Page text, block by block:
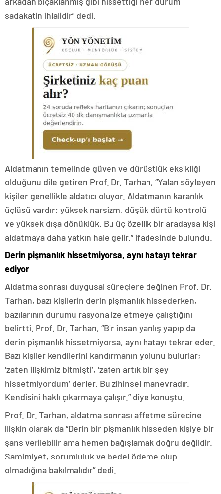
sadakatin ihlalidir” dedi.
Aldatmanın temelinde güven ve dürüstlük eksikliği
olduğunu dile getiren Prof. Dr. Tarhan, “Yalan söyleyen
kişiler genellikle aldatıcı oluyor. Aldatmanın karanlık
üçlüsü vardır; yüksek narsizm, düşük dürtü kontrolü
ve yüksek dışa dönüklük. Bu üç özellik bir aradaysa kişi
aldatmaya daha yatkın hale gelir.” ifadesinde bulundu.
Derin pişmanlık hissetmiyorsa, aynı hatayı tekrar
ediyor
Aldatma sonrası duygusal süreçlere değinen Prof. Dr.
Tarhan, bazı kişilerin derin pişmanlık hissederken,
bazılarının durumu rasyonalize etmeye çalıştığını
belirtti. Prof. Dr. Tarhan, “Bir insan yanlış yapıp da
derin pişmanlık hissetmiyorsa, aynı hatayı tekrar eder.
Bazı kişiler kendilerini kandırmanın yolunu bulurlar;
‘zaten ilişkimiz bitmişti’, ‘zaten artık bir şey
hissetmiyordum’ derler. Bu zihinsel manevradır.
Kendisini haklı çıkarmaya çalışır.” diye konuştu.
Prof. Dr. Tarhan, aldatma sonrası affetme sürecine
ilişkin olarak da “Derin bir pişmanlık hisseden kişiye bir
şans verilebilir ama hemen bağışlamak doğru değildir.
Samimiyet, sorumluluk ve bedel ödeme olup
olmadığına bakılmalıdır” dedi.